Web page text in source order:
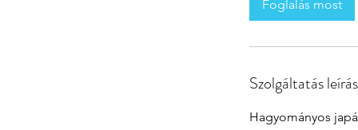
Foglalás most
Szolgáltatás
Hagyományos